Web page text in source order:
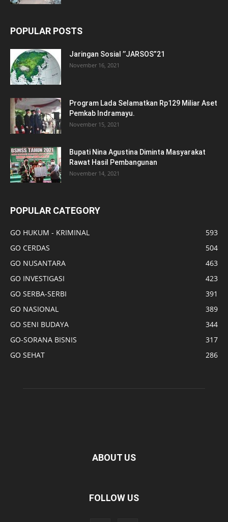
POPULAR POSTS
Jaringan Sosial ’’JARSOS”21
November 16, 2021
Program Lada Selamatkan Rp129 Miliar Aset
Pemkab Indramayu.
November 15, 2021
Bupati Nina Agustina Diminta Masyarakat
Rawat Hasil Pembangunan
November 14, 2021
POPULAR CATEGORY
GO HUKUM - KRIMINAL
593
GO CERDAS
504
GO NUSANTARA
463
GO INVESTIGASI
423
GO SERBA-SERBI
391
GO NASIONAL
389
GO SENI BUDAYA
344
GO-SORANA BISNIS
317
GO SEHAT
286
ABOUT US
FOLLOW US